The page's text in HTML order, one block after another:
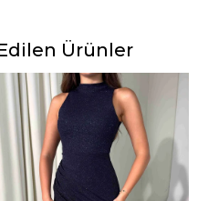
Ürünler